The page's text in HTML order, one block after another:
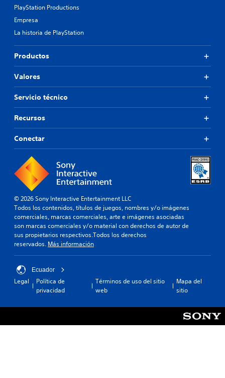
PlayStation Productions
Empresa
La historia de PlayStation
Productos
Valores
Servicio técnico
Recursos
Conectar
© 2026 Sony Interactive Entertainment LLC
Todos los contenidos, títulos de juegos, nombres y/o imágenes
comerciales, marcas comerciales, arte e imágenes asociadas
son marcas comerciales y/o material con derechos de autor de
sus propietarios respectivos.Todos los derechos
reservados. Más información
Ecuador
Legal
Política de
privacidad
Términos de uso del sitio
web
Mapa del
sitio